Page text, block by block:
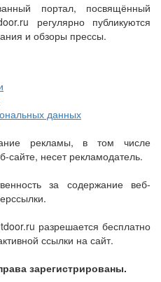
портал, посвящённый
регулярно публикуются
и обзоры прессы.
данных
рекламы, в том числе
несет рекламодатель.
за содержание веб-
разрешается бесплатно
ссылки на сайт.
зарегистрированы.